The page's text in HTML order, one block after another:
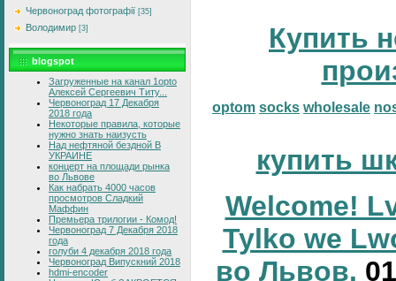
Червоноград фотографії [35]
Володимир [3]
blogspot
Загруженные на канал 1opto
Алексей Сергеевич Титу...
Червоноград 17 Декабря
2018 года
Некоторые правила, которые
нужно знать наизусть
Над нефтяной бездной В
УКРАИНЕ
концерт на площади рынка
во Львове
Как набрать 4000 часов
просмотров Сладкий
Маффин
Премьера трилогии - Комод!
Червоноград 7 Декабря 2018
года
голуби 4 декабря 2018 года
Червоноград Випускний 2018
hdmi-encoder
Купить
optom socks wholesale
купить
Welcome!
Tylko we
во Львов.